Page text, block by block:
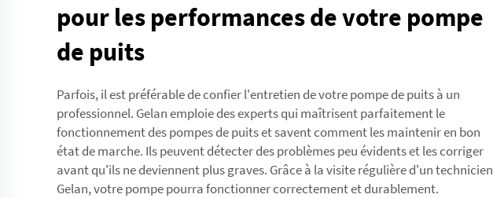
pour les performances de votre pompe
de puits
Parfois, il est préférable de confier l'entretien de votre pompe de puits à un
professionnel. Gelan emploie des experts qui maîtrisent parfaitement le
fonctionnement des pompes de puits et savent comment les maintenir en bon
état de marche. Ils peuvent détecter des problèmes peu évidents et les corriger
avant qu'ils ne deviennent plus graves. Grâce à la visite régulière d'un technicien
Gelan, votre pompe pourra fonctionner correctement et durablement.